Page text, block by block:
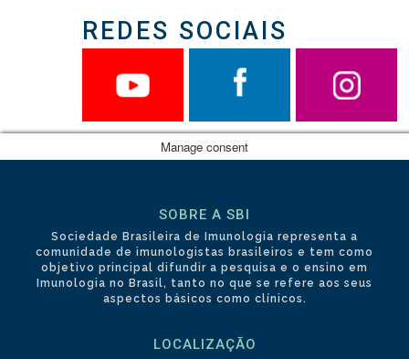
REDES SOCIAIS
SOBRE A SBI
Sociedade Brasileira de Imunologia representa a
comunidade de imunologistas brasileiros e tem como
objetivo principal difundir a pesquisa e o ensino em
Imunologia no Brasil, tanto no que se refere aos seus
aspectos básicos como clínicos.
LOCALIZAÇÃO
Manage consent